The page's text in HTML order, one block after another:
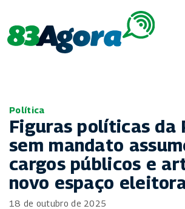
Política
Figuras políticas da
sem mandato
cargos públicos e
novo espaço
18 de outubro de 2025